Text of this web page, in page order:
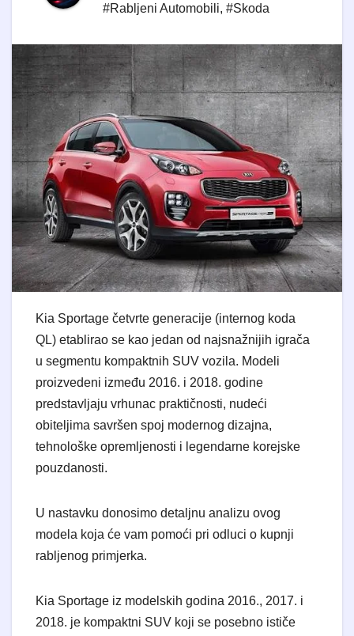
#Rabljeni Automobili, #Skoda
Kia Sportage četvrte generacije (internog koda
QL) etablirao se kao jedan od najsnažnijih igrača
u segmentu kompaktnih SUV vozila. Modeli
proizvedeni između 2016. i 2018. godine
predstavljaju vrhunac praktičnosti, nudeći
obiteljima savršen spoj modernog dizajna,
tehnološke opremljenosti i legendarne korejske
pouzdanosti.
​U nastavku donosimo detaljnu analizu ovog
modela koja će vam pomoći pri odluci o kupnji
rabljenog primjerka.
Kia Sportage iz modelskih godina 2016., 2017. i
2018. je kompaktni SUV koji se posebno ističe